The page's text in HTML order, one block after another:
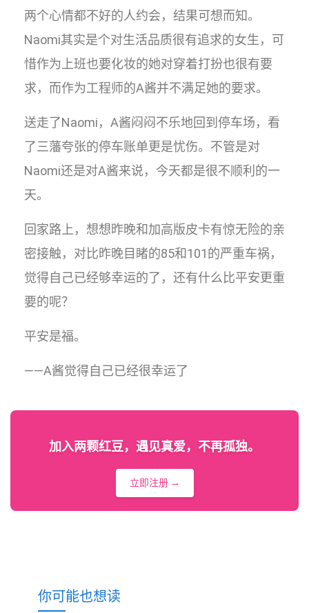
两个心情都不好的人约会，结果可想而知。
Naomi其实是个对生活品质很有追求的女生，可
惜作为上班也要化妆的她对穿着打扮也很有要
求，而作为工程师的A酱并不满足她的要求。
送走了Naomi，A酱闷闷不乐地回到停车场，看
了三藩夸张的停车账单更是忧伤。不管是对
Naomi还是对A酱来说，今天都是很不顺利的一
天。
回家路上，想想昨晚和加高版皮卡有惊无险的亲
密接触，对比昨晚目睹的85和101的严重车祸，
觉得自己已经够幸运的了，还有什么比平安更重
要的呢？
平安是福。
——A酱觉得自己已经很幸运了
加入两颗红豆，遇见真爱，不再孤独。
立即注册 →
你可能也想读